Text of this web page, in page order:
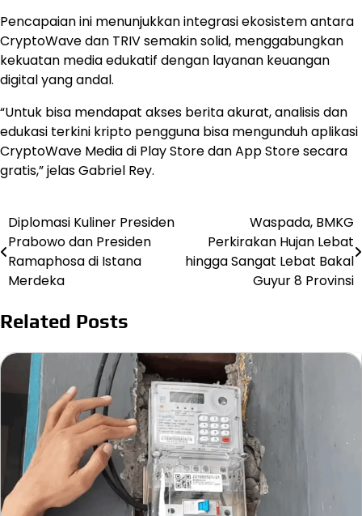
Pencapaian ini menunjukkan integrasi ekosistem antara
CryptoWave dan TRIV semakin solid, menggabungkan
kekuatan media edukatif dengan layanan keuangan
digital yang andal.
“Untuk bisa mendapat akses berita akurat, analisis dan
edukasi terkini kripto pengguna bisa mengunduh aplikasi
CryptoWave Media di Play Store dan App Store secara
gratis,” jelas Gabriel Rey.
Post
navigation
Diplomasi Kuliner Presiden
Prabowo dan Presiden
Ramaphosa di Istana
Merdeka
Waspada, BMKG
Perkirakan Hujan Lebat
hingga Sangat Lebat Bakal
Guyur 8 Provinsi
Related Posts